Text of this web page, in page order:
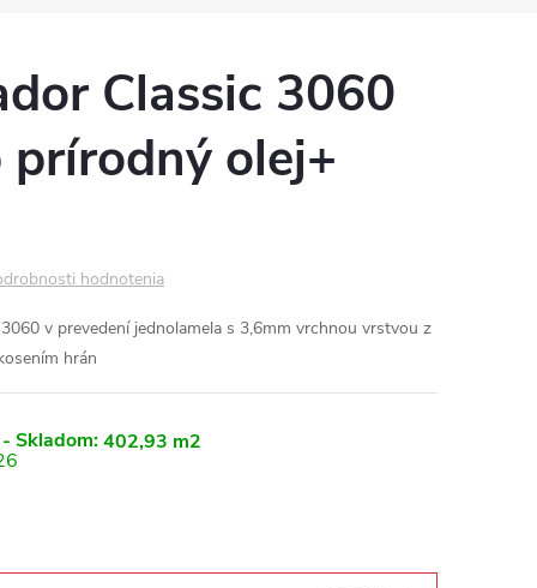
Classic 3060
olej+
hodnotenia
v prevedení jednolamela s 3,6mm vrchnou vrstvou z
hrán
Skladom:402,93 m2